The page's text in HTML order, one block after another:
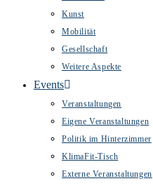
Kunst
Mobilität
Gesellschaft
Weitere Aspekte
Events
Veranstaltungen
Eigene Veranstaltungen
Politik im Hinterzimmer
KlimaFit-Tisch
Externe Veranstaltungen